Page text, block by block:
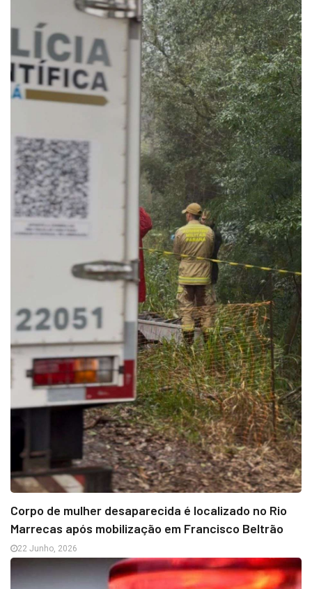
Corpo de mulher desaparecida é localizado no Rio
Marrecas após mobilização em Francisco Beltrão
22 Junho, 2026